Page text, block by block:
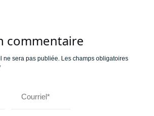
commentaire
ne sera pas publiée. Les champs obligatoires